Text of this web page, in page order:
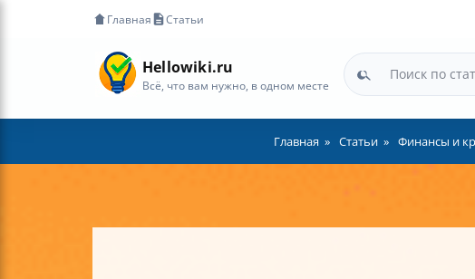
Главная Статьи
Hellowiki.ru
Всё, что вам нужно, в одном месте
Главная Статьи Финансы и